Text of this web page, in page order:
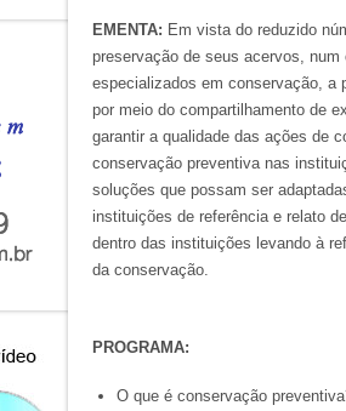
EMENTA: Em vista do reduzido
preservação de seus acervos,
especializados em conservação, a
por meio do compartilhamento de
garantir a qualidade das ações de
conservação preventiva nas
soluções que possam ser
instituições de referência e relato
dentro das instituições levando à
da conservação.
PROGRAMA:
O que é conservação